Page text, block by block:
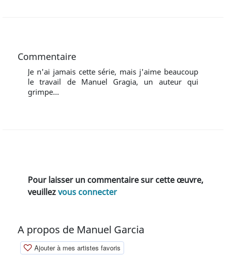
Commentaire
Je n'ai jamais cette série, mais j'aime beaucoup
le travail de Manuel Gragia, un auteur qui
grimpe...
Pour laisser un commentaire sur cette œuvre,
veuillezvous connecter
A propos de Manuel Garcia
Ajouter à mes artistes favoris